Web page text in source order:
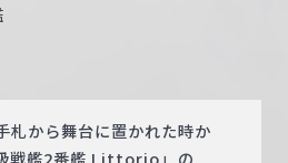
札から舞台に置かれた時か
戦艦2番艦 Littorio」の